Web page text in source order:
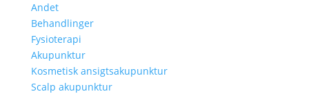
Andet
Behandlinger
Fysioterapi
Akupunktur
Kosmetisk ansigtsakupunktur
Scalp akupunktur